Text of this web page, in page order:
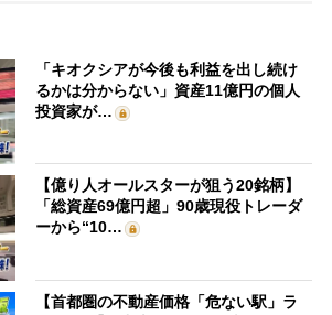
「キオクシアが今後も利益を出し続け
るかは分からない」資産11億円の個人
投資家が…
【億り人オールスターが狙う20銘柄】
「総資産69億円超」90歳現役トレーダ
ーから“10…
【首都圏の不動産価格「危ない駅」ラ